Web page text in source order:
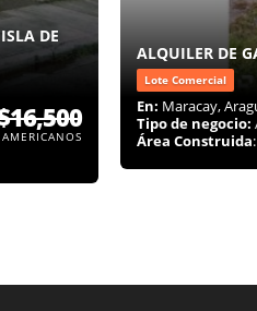
DE
ALQUILER DE
Lote Comercial
En: Maracay,
Tipo de negocio:
Área Construida